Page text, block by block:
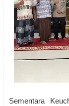
Sementara